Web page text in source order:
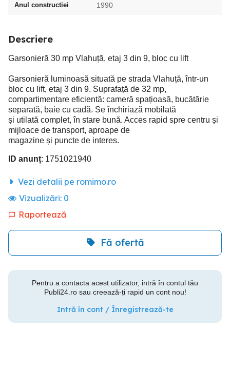
Anul constructiei 1990
Descriere
Garsonieră 30 mp Vlahuță, etaj 3 din 9, bloc cu lift
Garsonieră luminoasă situată pe strada Vlahuță, într-un
bloc cu lift, etaj 3 din 9. Suprafață de 32 mp,
compartimentare eficientă: cameră spațioasă, bucătărie
separată, baie cu cadă. Se închiriază mobilată
și utilată complet, în stare bună. Acces rapid spre centru și
mijloace de transport, aproape de
magazine și puncte de interes.
ID anunț: 1751021940
Vezi detalii pe romimo.ro
Vizualizări: 0
Raportează
Fă ofertă
Pentru a contacta acest utilizator, intră în contul tău
Publi24.ro sau creează-ți rapid un cont nou!
Intră în cont / Înregistrează-te